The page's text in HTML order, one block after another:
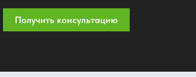
Получить консультацию